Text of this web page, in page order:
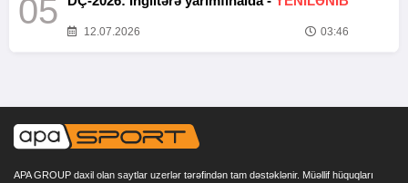
05
12.07.2026 03:46
APA GROUP daxil olan saytlar uzerlər tərəfindən tam dəstəklənir. Müəllif hüquqları